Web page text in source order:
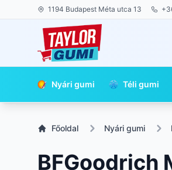
1194 Budapest Méta utca 13
Nyári gumi Téli gumi
Főoldal Nyári gumi
BFGoodrich